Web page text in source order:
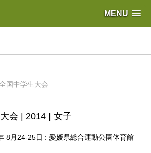
MENU
国中学生大会
会 | 2014 | 女子
8月24-25日 : 愛媛県総合運動公園体育館